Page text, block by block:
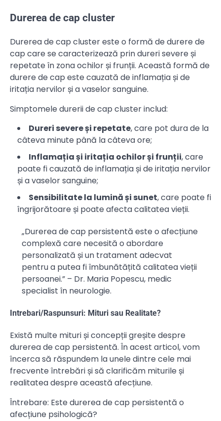
Durerea de cap cluster
Durerea de cap cluster este o formă de durere de
cap care se caracterizează prin dureri severe și
repetate în zona ochilor și frunții. Această formă de
durere de cap este cauzată de inflamația și de
iritația nervilor și a vaselor sanguine.
Simptomele durerii de cap cluster includ:
Dureri severe și repetate, care pot dura de la
câteva minute până la câteva ore;
Inflamația și iritația ochilor și frunții, care
poate fi cauzată de inflamația și de iritația nervilor
și a vaselor sanguine;
Sensibilitate la lumină și sunet, care poate fi
îngrijorătoare și poate afecta calitatea vieții.
„Durerea de cap persistentă este o afecțiune
complexă care necesită o abordare
personalizată și un tratament adecvat
pentru a putea fi îmbunătățită calitatea vieții
persoanei.” – Dr. Maria Popescu, medic
specialist în neurologie.
Intrebari/Raspunsuri: Mituri sau Realitate?
Există multe mituri și concepții greșite despre
durerea de cap persistentă. În acest articol, vom
încerca să răspundem la unele dintre cele mai
frecvente întrebări și să clarificăm miturile și
realitatea despre această afecțiune.
Întrebare: Este durerea de cap persistentă o
afecțiune psihologică?